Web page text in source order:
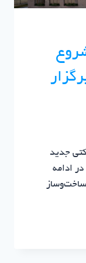
بهمن برگزار
جدید
ادامه